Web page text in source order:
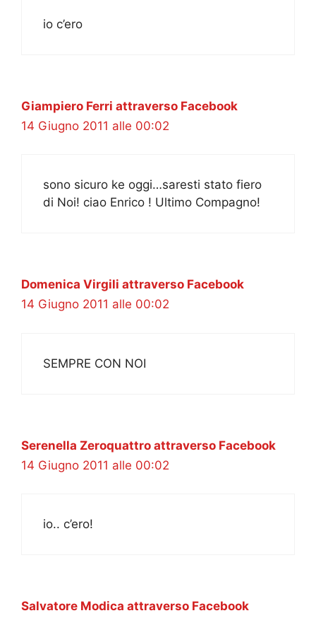
io c’ero
Giampiero Ferri attraverso Facebook
14 Giugno 2011 alle 00:02
sono sicuro ke oggi…saresti stato fiero
di Noi! ciao Enrico ! Ultimo Compagno!
Domenica Virgili attraverso Facebook
14 Giugno 2011 alle 00:02
SEMPRE CON NOI
Serenella Zeroquattro attraverso Facebook
14 Giugno 2011 alle 00:02
io.. c’ero!
Salvatore Modica attraverso Facebook